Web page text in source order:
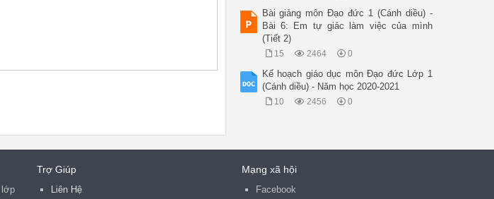
Bài giảng môn Đạo đức 1 (Cánh diều) -
Bài 6: Em tự giác làm việc của mình
(Tiết 2)
15 2464 0
Kế hoạch giáo dục môn Đạo đức Lớp 1
(Cánh diều) - Năm học 2020-2021
10 2456 0
lớp
Trợ Giúp
Liên Hệ
Mạng xã hội
Facebook